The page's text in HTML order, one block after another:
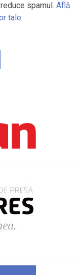
spamul. Află
tale.